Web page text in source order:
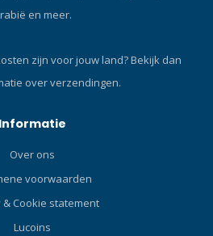
en meer.
zijn voor jouw land?Bekijk dan
over verzendingen.
Informatie
Over ons
voorwaarden
& Cookie statement
Lucoins